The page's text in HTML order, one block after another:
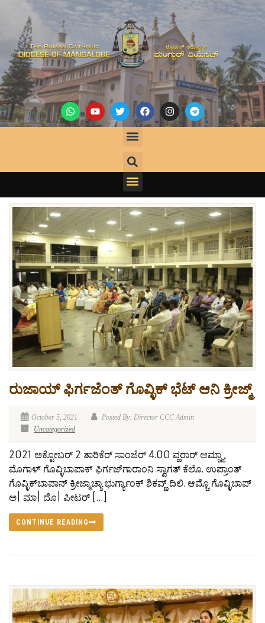
ರುಜಾಯ್ ಫಿರ್ಗಜೆಂತ್ ಗೊವ್ಳಿಕ್ ಭೆಟ್ ಆನಿ ಕ್ರೀಜ್ಮ್
October 5, 2021
Posted By: Director CCC Admin
Uncategorized
2021 ಅಕ್ಟೋಬರ್ 2 ತಾರಿಕೆರ್ ಸಾಂಜೆರ್ 4.00 ವ್ಹರಾರ್ ಆಮ್ಚ್ಯಾ
ಮೊಗಾಳ್ ಗೊವ್ಳಿಬಾಪಾಕ್ ಫಿರ್ಗಜ್‍ಗಾರಾಂನಿ ಸ್ವಾಗತ್ ಕೆಲೊ. ಉಪ್ರಾಂತ್
ಗೊವ್ಳಿಕ್‍ಬಾಪಾನ್ ಕ್ರೀಜ್ಮಾಚ್ಯಾ ಭುರ್ಗ್ಯಾಂಕ್ ಶಿಕವ್ಣ್ ದಿಲಿ. ಆಮ್ಚೊ ಗೊವ್ಳಿಬಾಪ್
ಅ| ಮಾ| ದೊ| ಪೀಟರ್ […]
CONTINUE READING